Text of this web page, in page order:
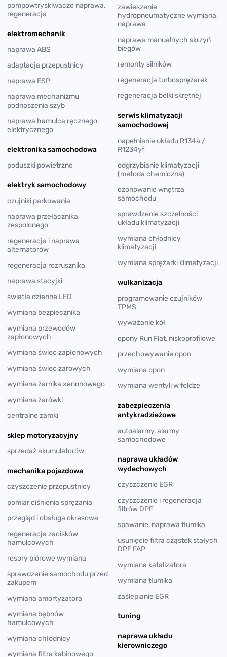
pompowtryskiwacze naprawa,
regeneracja
elektromechanik
naprawa ABS
adaptacja przepustnicy
naprawa ESP
naprawa mechanizmu
podnoszenia szyb
naprawa hamulca ręcznego
elektrycznego
elektronika samochodowa
poduszki powietrzne
elektryk samochodowy
czujniki parkowania
naprawa przełącznika
zespolonego
regeneracja i naprawa
alternatorów
regeneracja rozrusznika
naprawa stacyjki
światła dzienne LED
wymiana bezpiecznika
wymiana przewodów
zapłonowych
wymiana świec zapłonowych
wymiana świec żarowych
wymiana żarnika xenonowego
wymiana żarówki
centralne zamki
sklep motoryzacyjny
sprzedaż akumulatorów
mechanika pojazdowa
czyszczenie przepustnicy
pomiar ciśnienia sprężania
przegląd i obsługa okresowa
regeneracja zacisków
hamulcowych
resory piórowe wymiana
sprawdzenie samochodu przed
zakupem
wymiana amortyzatora
wymiana bębnów
hamulcowych
wymiana chłodnicy
wymiana filtra kabinowego
zawieszenie
hydropneumatyczne wymiana,
naprawa
naprawa manualnych skrzyń
biegów
remonty silników
regeneracja turbosprężarek
regeneracja belki skrętnej
serwis klimatyzacji
samochodowej
napełnianie układu R134a /
R1234yf
odgrzybianie klimatyzacji
(metoda chemiczna)
ozonowanie wnętrza
samochodu
sprawdzenie szczelności
układu klimatyzacji
wymiana chłodnicy
klimatyzacji
wymiana sprężarki klimatyzacji
wulkanizacja
programowanie czujników
TPMS
wyważanie kół
opony Run Flat, niskoprofilowe
przechowywanie opon
wymiana opon
wymiana wentyli w feldze
zabezpieczenia
antykradzieżowe
autoalarmy, alarmy
samochodowe
naprawa układów
wydechowych
czyszczenie EGR
czyszczenie i regeneracja
filtrów DPF
spawanie, naprawa tłumika
usunięcie filtra cząstek stałych
DPF FAP
wymiana katalizatora
wymiana tłumika
zaślepianie EGR
tuning
naprawa układu
kierowniczego